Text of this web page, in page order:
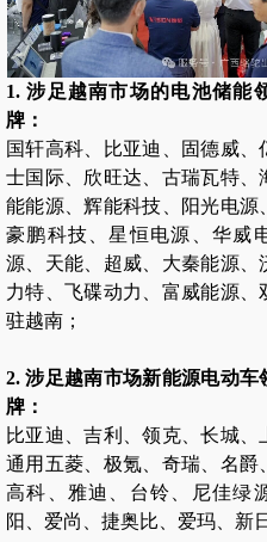
1. 涉足越南市场的电池储能
牌：
国轩高科、比亚迪、固德威、
士国际、欣旺达、古瑞瓦特、
能能源、辉能科技、阳光电源
豪鹏科技、星恒电源、华威
源、天能、超威、大秦能源、
力特、飞碟动力、富威能源、
驻越南；
2. 涉足越南市场新能源电动车
牌：
比亚迪、吉利、领克、长城、
通用五菱、极氪、奇瑞、名爵
高科、雅迪、台铃、尼佳绿
阳、爱尚、捷奥比、爱玛、新